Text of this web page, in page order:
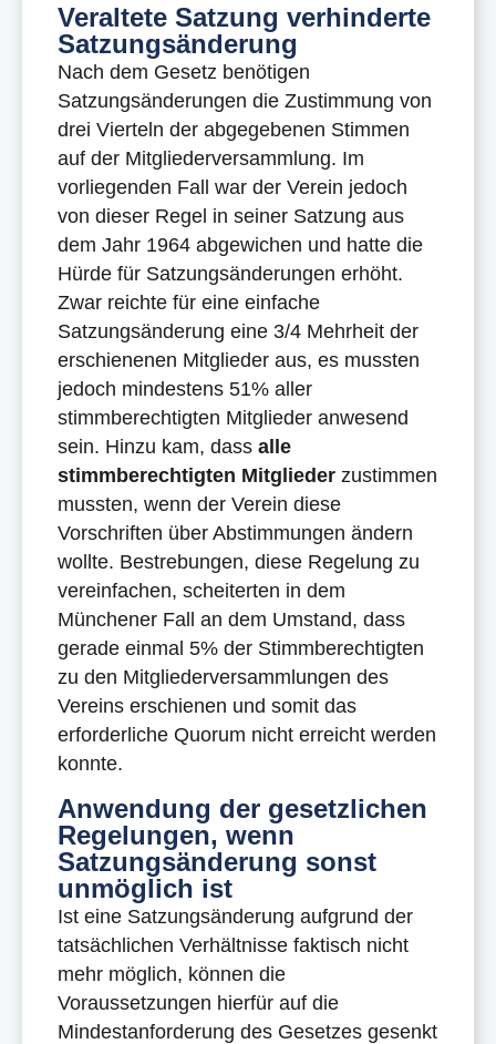
Veraltete Satzung verhinderte
Satzungsänderung
Nach dem Gesetz benötigen
Satzungsänderungen die Zustimmung von
drei Vierteln der abgegebenen Stimmen
auf der Mitgliederversammlung. Im
vorliegenden Fall war der Verein jedoch
von dieser Regel in seiner Satzung aus
dem Jahr 1964 abgewichen und hatte die
Hürde für Satzungsänderungen erhöht.
Zwar reichte für eine einfache
Satzungsänderung eine 3/4 Mehrheit der
erschienenen Mitglieder aus, es mussten
jedoch mindestens 51% aller
stimmberechtigten Mitglieder anwesend
sein. Hinzu kam, dass alle
stimmberechtigten Mitglieder zustimmen
mussten, wenn der Verein diese
Vorschriften über Abstimmungen ändern
wollte. Bestrebungen, diese Regelung zu
vereinfachen, scheiterten in dem
Münchener Fall an dem Umstand, dass
gerade einmal 5% der Stimmberechtigten
zu den Mitgliederversammlungen des
Vereins erschienen und somit das
erforderliche Quorum nicht erreicht werden
konnte.
Anwendung der gesetzlichen
Regelungen, wenn
Satzungsänderung sonst
unmöglich ist
Ist eine Satzungsänderung aufgrund der
tatsächlichen Verhältnisse faktisch nicht
mehr möglich, können die
Voraussetzungen hierfür auf die
Mindestanforderung des Gesetzes gesenkt